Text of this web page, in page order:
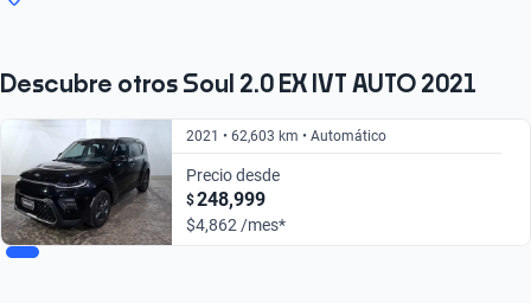
$225,999 $264,999 $248,999
Automático
$225,999
Manual
$248,999
Descubre otros Soul 2.0 EX IVT AUTO 2021
2021 • 62,603 km • Automático
Precio desde
$248,999
$4,862 /mes*